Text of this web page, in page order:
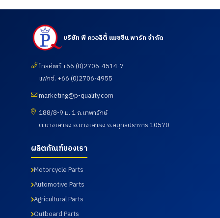
สาขาวิศวกรรมการผลิต
อัตโนมัติ และสาขา
วิศวกรรมการจัดการ
อุตสาหกรรม คณะ
มหาวิทยาลัย ราชภัฏราช
นครินทร์ จังหวัดฉะเชิงเทรา
เมื่อวันที่ 18 กรกฎาคม
2569
โดยโรงพยาบาลเกษม
ภาพ และเฝ้าระวังความ
บริษัท พี ควอลิตี้ แมชชีน พาร์ท จำกัด
โทรศัพท์ +66 (0)2706-4514-7
แฟกซ์. +66 (0)2706-4955
marketing@p-quality.com
188/8-9 ม. 1 ถ.เทพารักษ์
ต.บางเสาธง อ.บางเสาธง จ.สมุทรปราการ 10570
ผลิตภัณฑ์ของเรา
Motorcycle Parts
Automotive Parts
Agricultural Parts
Outboard Parts